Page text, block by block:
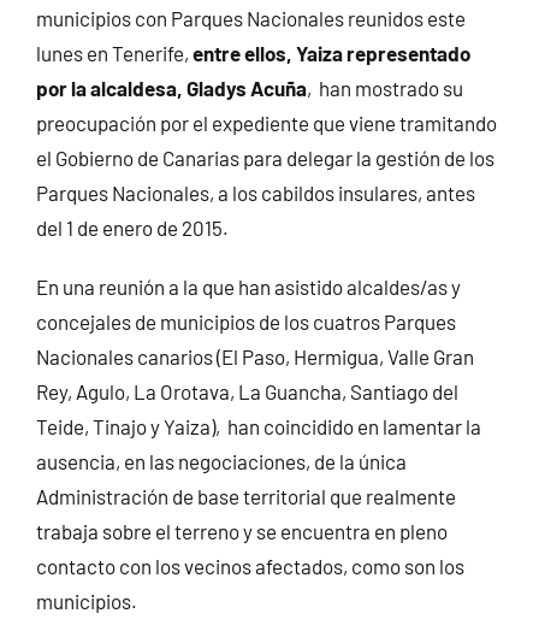
municipios con Parques Nacionales reunidos este
lunes en Tenerife, entre ellos, Yaiza representado
por la alcaldesa, Gladys Acuña, han mostrado su
preocupación por el expediente que viene tramitando
el Gobierno de Canarias para delegar la gestión de los
Parques Nacionales, a los cabildos insulares, antes
del 1 de enero de 2015.
En una reunión a la que han asistido alcaldes/as y
concejales de municipios de los cuatros Parques
Nacionales canarios (El Paso, Hermigua, Valle Gran
Rey, Agulo, La Orotava, La Guancha, Santiago del
Teide, Tinajo y Yaiza), han coincidido en lamentar la
ausencia, en las negociaciones, de la única
Administración de base territorial que realmente
trabaja sobre el terreno y se encuentra en pleno
contacto con los vecinos afectados, como son los
municipios.